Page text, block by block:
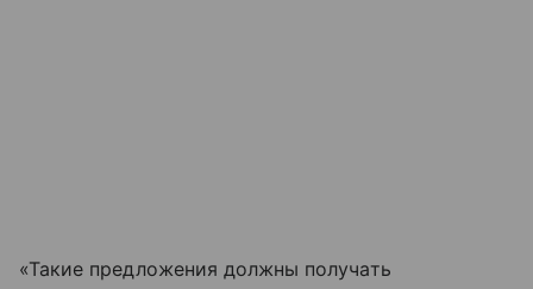
«Такие предложения должны получать